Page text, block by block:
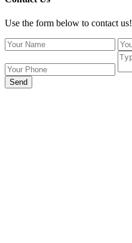
Use the form below to contact us!
Send